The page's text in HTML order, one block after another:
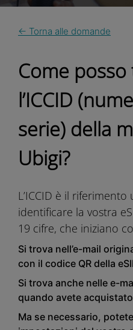
← Torna alle domande
Come
l’ICCID
serie) della
Ubigi?
L’ICCID è il
identificare la vostra
19 cifre, che iniziano
Si trova nell’e-mail
con il codice QR della
Si trova anche nelle e-
quando avete
Ma se necessario,